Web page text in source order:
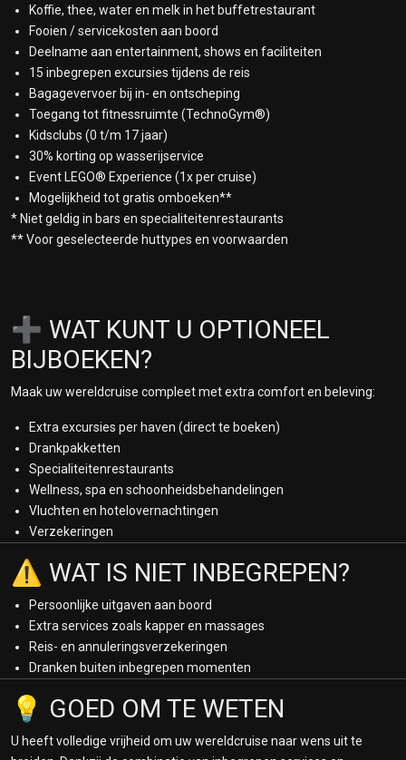
24 maart 2028
Op Zee
25 maart 2028
Op Zee
26 maart 2028
Laem Chabang, Thailand
27 maart 2028
Op Zee
28 maart 2028
Sihanoukville, Cambodja
29 maart 2028
Op Zee
Singapore
Kuala Lumpur, Maleisië
2 april 2028
3 april 2028
Op Zee
4 april 2028
Op Zee
5 april 2028
Colombo, Sri Lanka
Kochi, India
Op Zee
Mumbai, India
9 april 2028
Mumbai, India
10 april 2028
Op Zee
Koffie, thee, water en melk in het buffetrestaurant
Fooien / servicekosten aan boord
Deelname aan entertainment, shows en faciliteiten
15 inbegrepen excursies tijdens de reis
Bagagevervoer bij in- en ontscheping
Toegang tot fitnessruimte (TechnoGym®)
Kidsclubs (0 t/m 17 jaar)
30% korting op wasserijservice
Event LEGO® Experience (1x per cruise)
Mogelijkheid tot gratis omboeken**
* Niet geldig in bars en specialiteitenrestaurants
** Voor geselecteerde huttypes en voorwaarden
➕ WAT KUNT U OPTIONEEL
BIJBOEKEN?
Maak uw wereldcruise compleet met extra comfort en beleving:
Extra excursies per haven (direct te boeken)
Drankpakketten
Specialiteitenrestaurants
Wellness, spa en schoonheidsbehandelingen
Vluchten en hotelovernachtingen
Verzekeringen
⚠️ WAT IS NIET INBEGREPEN?
Persoonlijke uitgaven aan boord
Extra services zoals kapper en massages
Reis- en annuleringsverzekeringen
Dranken buiten inbegrepen momenten
💡 GOED OM TE WETEN
U heeft volledige vrijheid om uw wereldcruise naar wens uit te